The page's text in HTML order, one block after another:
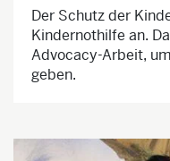
Der Schutz der
Kindernothilfe an.
Advocacy-Arbeit,
geben.